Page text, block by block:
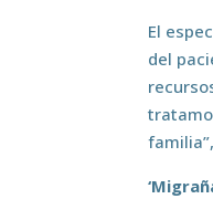
El
del